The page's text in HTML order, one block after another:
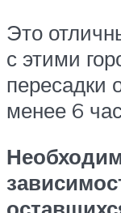
Это
с этими
пересадки
менее 6